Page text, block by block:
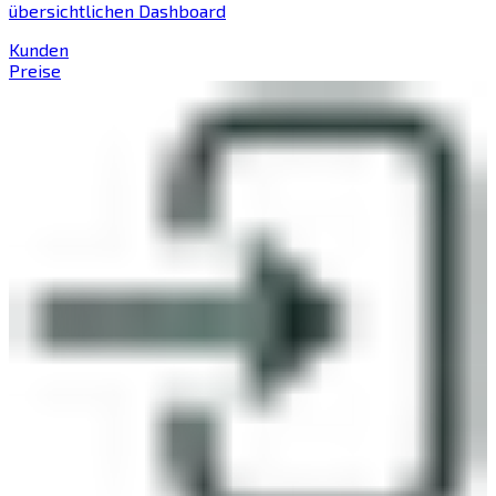
übersichtlichen Dashboard
Kunden
Preise